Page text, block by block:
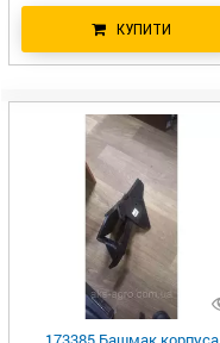
КУПИТИ